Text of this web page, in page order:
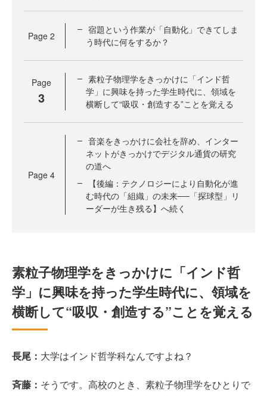
Page 2
宿題という作業が「自動化」できてしま
う時代に何をするか？
Page
3
素粒子物理学をきっかけに「インド哲
学」に興味を持った学生時代に、領域を
横断して“吸収・創造する”ことを覚える
Page 4
音楽をきっかけに会社を辞め、インター
ネットがきっかけでデジタル通貨の研究
の道へ
【後編：テクノロジーにより自動化が進
む時代の「組織」の未来──「探球型」リ
ーダーが生き残る】へ続く
素粒子物理学をきっかけに「インド哲
学」に興味を持った学生時代に、領域を
横断して“吸収・創造する”ことを覚える
長尾： 大学はインド哲学科なんですよね？
斉藤： そうです。高校のとき、素粒子物理学をひとりで